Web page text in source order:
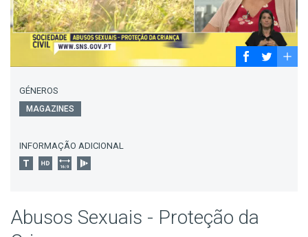
GÉNEROS
MAGAZINES
INFORMAÇÃO ADICIONAL
Abusos Sexuais - Proteção da